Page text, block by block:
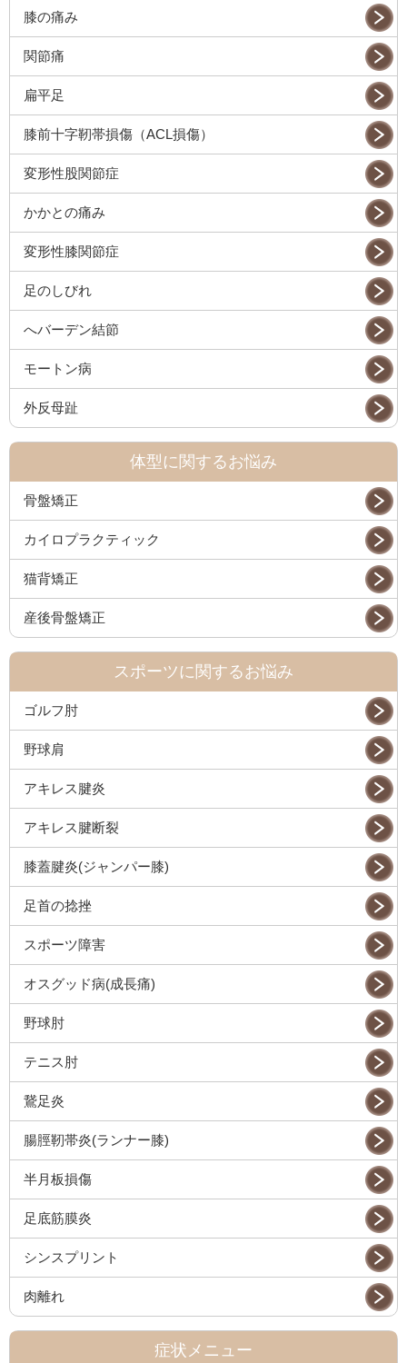
膝の痛み
関節痛
扁平足
膝前十字靭帯損傷（ACL損傷）
変形性股関節症
かかとの痛み
変形性膝関節症
足のしびれ
へバーデン結節
モートン病
外反母趾
体型に関するお悩み
骨盤矯正
カイロプラクティック
猫背矯正
産後骨盤矯正
スポーツに関するお悩み
ゴルフ肘
野球肩
アキレス腱炎
アキレス腱断裂
膝蓋腱炎(ジャンパー膝)
足首の捻挫
スポーツ障害
オスグッド病(成長痛)
野球肘
テニス肘
鵞足炎
腸脛靭帯炎(ランナー膝)
半月板損傷
足底筋膜炎
シンスプリント
肉離れ
症状メニュー